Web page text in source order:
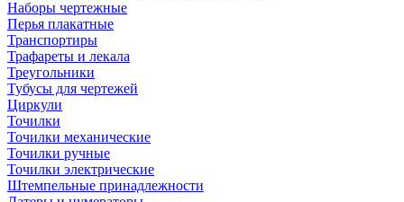
Наборы чертежные
Перья плакатные
Транспортиры
Трафареты и лекала
Треугольники
Тубусы для чертежей
Циркули
Точилки
Точилки механические
Точилки ручные
Точилки электрические
Штемпельные принадлежности